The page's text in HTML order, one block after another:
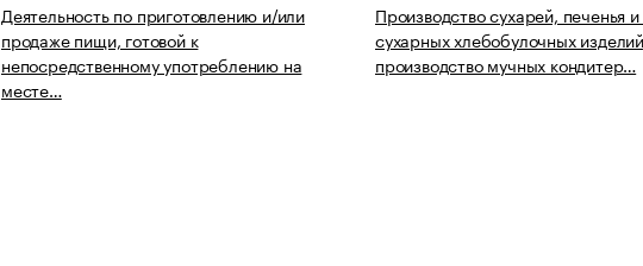
Деятельность по приготовлению и/или
продаже пищи, готовой к
непосредственному употреблению на
месте…
Производство сухарей, печенья
сухарных хлебобулочных
производство мучных кондитер…